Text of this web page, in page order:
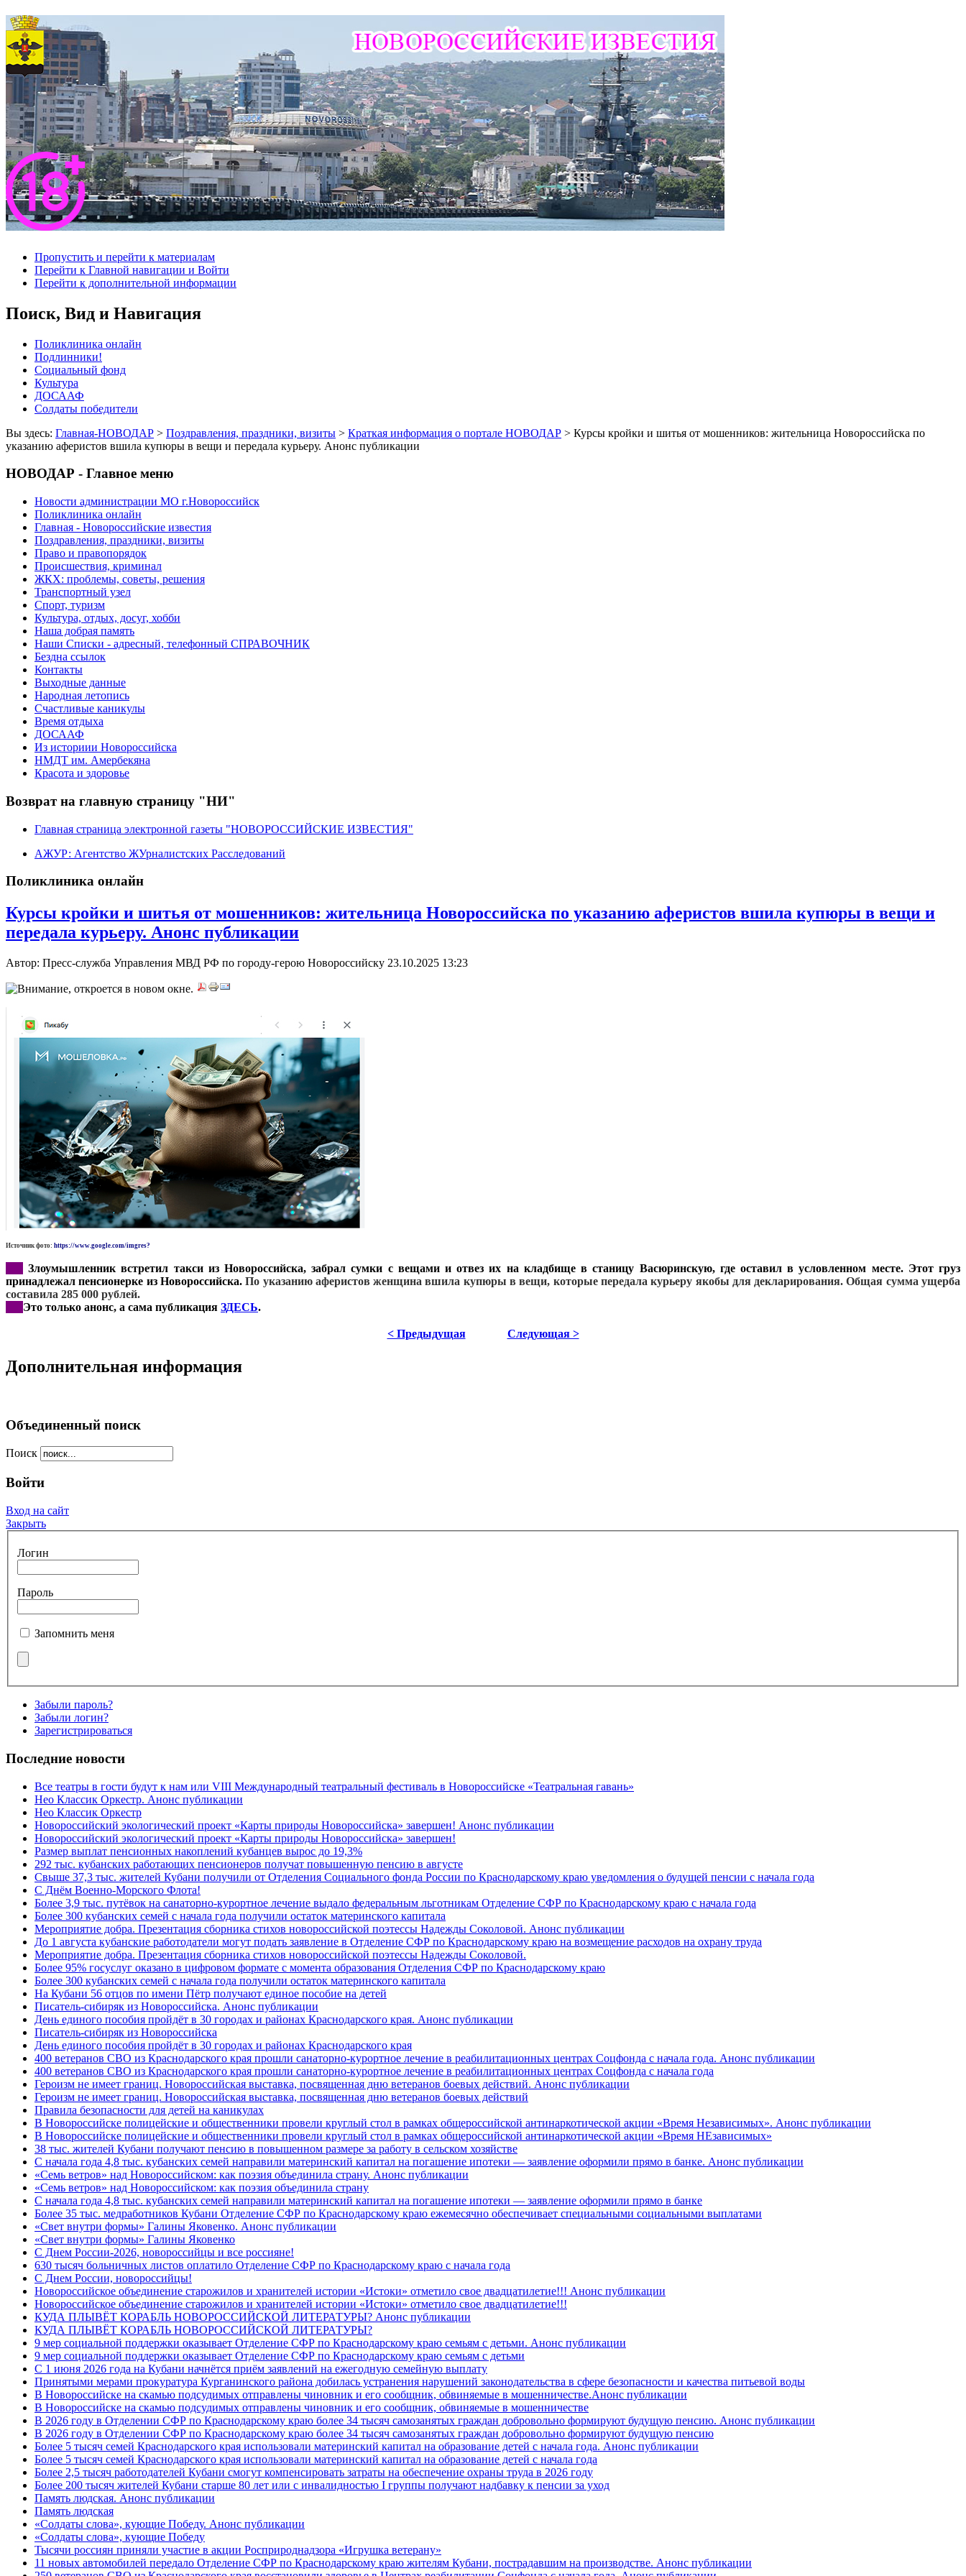
Пропустить и перейти к материалам
Перейти к Главной навигации и Войти
Перейти к дополнительной информации
Поиск, Вид и Навигация
Поликлиника онлайн
Подлинники!
Социальный фонд
Культура
ДОСААФ
Солдаты победители
Вы здесь: Главная-НОВОДАР > Поздравления, праздники, визиты > Краткая информация о портале НОВОДАР > Курсы кройки и шитья от мошенников: жительница Новороссийска по
указанию аферистов вшила купюры в вещи и передала курьеру. Анонс публикации
НОВОДАР - Главное меню
Новости администрации МО г.Новороссийск
Поликлиника онлайн
Главная - Новороссийские известия
Поздравления, праздники, визиты
Право и правопорядок
Происшествия, криминал
ЖКХ: проблемы, советы, решения
Транспортный узел
Спорт, туризм
Культура, отдых, досуг, хобби
Наша добрая память
Наши Списки - адресный, телефонный СПРАВОЧНИК
Бездна ссылок
Контакты
Выходные данные
Народная летопись
Счастливые каникулы
Время отдыха
ДОСААФ
Из историии Новороссийска
НМДТ им. Амербекяна
Красота и здоровье
Возврат на главную страницу "НИ"
Главная страница электронной газеты "НОВОРОССИЙСКИЕ ИЗВЕСТИЯ"
АЖУР: Агентство ЖУрналистских Расследований
Поликлиника онлайн
Курсы кройки и шитья от мошенников: жительница Новороссийска по указанию аферистов вшила купюры в вещи и
передала курьеру. Анонс публикации
Автор: Пресс-служба Управления МВД РФ по городу-герою Новороссийску 23.10.2025 13:23
Источник фото: https://www.google.com/imgres?
Злоумышленник встретил такси из Новороссийска, забрал сумки с вещами и отвез их на кладбище в станицу Васюринскую, где оставил в условленном месте. Этот груз
принадлежал пенсионерке из Новороссийска.По указанию аферистов женщина вшила купюры в вещи, которые передала курьеру якобы для декларирования. Общая сумма ущерба
составила 285 000 рублей.
Это только анонс, а сама публикация ЗДЕСЬ.
< Предыдущая Следующая >
Дополнительная информация
Объединенный поиск
Поиск
Войти
Вход на сайт
Закрыть
Логин
Пароль
Запомнить меня
Забыли пароль?
Забыли логин?
Зарегистрироваться
Последние новости
Все театры в гости будут к нам или VIII Международный театральный фестиваль в Новороссийске «Театральная гавань»
Нео Классик Оркестр. Анонс публикации
Нео Классик Оркестр
Новороссийский экологический проект «Карты природы Новороссийска» завершен! Анонс публикации
Новороссийский экологический проект «Карты природы Новороссийска» завершен!
Размер выплат пенсионных накоплений кубанцев вырос до 19,3%
292 тыс. кубанских работающих пенсионеров получат повышенную пенсию в августе
Свыше 37,3 тыс. жителей Кубани получили от Отделения Социального фонда России по Краснодарскому краю уведомления о будущей пенсии с начала года
C Днём Военно-Морского Флота!
Более 3,9 тыс. путёвок на санаторно-курортное лечение выдало федеральным льготникам Отделение СФР по Краснодарскому краю с начала года
Более 300 кубанских семей с начала года получили остаток материнского капитала
Мероприятие добра. Презентация сборника стихов новороссийской поэтессы Надежды Соколовой. Анонс публикации
До 1 августа кубанские работодатели могут подать заявление в Отделение СФР по Краснодарскому краю на возмещение расходов на охрану труда
Мероприятие добра. Презентация сборника стихов новороссийской поэтессы Надежды Соколовой.
Более 95% госуслуг оказано в цифровом формате с момента образования Отделения СФР по Краснодарскому краю
Более 300 кубанских семей с начала года получили остаток материнского капитала
На Кубани 56 отцов по имени Пётр получают единое пособие на детей
Писатель-сибиряк из Новороссийска. Анонс публикации
День единого пособия пройдёт в 30 городах и районах Краснодарского края. Анонс публикации
Писатель-сибиряк из Новороссийска
День единого пособия пройдёт в 30 городах и районах Краснодарского края
400 ветеранов СВО из Краснодарского края прошли санаторно-курортное лечение в реабилитационных центрах Соцфонда с начала года. Анонс публикации
400 ветеранов СВО из Краснодарского края прошли санаторно-курортное лечение в реабилитационных центрах Соцфонда с начала года
Героизм не имеет границ. Новороссийская выставка, посвященная дню ветеранов боевых действий. Анонс публикации
Героизм не имеет границ. Новороссийская выставка, посвященная дню ветеранов боевых действий
Правила безопасности для детей на каникулах
В Новороссийске полицейские и общественники провели круглый стол в рамках общероссийской антинаркотической акции «Время Независимых». Анонс публикации
В Новороссийске полицейские и общественники провели круглый стол в рамках общероссийской антинаркотической акции «Время НЕзависимых»
38 тыс. жителей Кубани получают пенсию в повышенном размере за работу в сельском хозяйстве
С начала года 4,8 тыс. кубанских семей направили материнский капитал на погашение ипотеки — заявление оформили прямо в банке. Анонс публикации
«Семь ветров» над Новороссийском: как поэзия объединила страну. Анонс публикации
«Семь ветров» над Новороссийском: как поэзия объединила страну
С начала года 4,8 тыс. кубанских семей направили материнский капитал на погашение ипотеки — заявление оформили прямо в банке
Более 35 тыс. медработников Кубани Отделение СФР по Краснодарскому краю ежемесячно обеспечивает специальными социальными выплатами
«Свет внутри формы» Галины Яковенко. Анонс публикации
«Свет внутри формы» Галины Яковенко
C Днем России-2026, новороссийцы и все россияне!
630 тысяч больничных листов оплатило Отделение СФР по Краснодарскому краю с начала года
C Днем России, новороссийцы!
Новороссийское объединение старожилов и хранителей истории «Истоки» отметило свое двадцатилетие!!! Анонс публикации
Новороссийское объединение старожилов и хранителей истории «Истоки» отметило свое двадцатилетие!!!
КУДА ПЛЫВЁТ КОРАБЛЬ НОВОРОССИЙСКОЙ ЛИТЕРАТУРЫ? Анонс публикации
КУДА ПЛЫВЁТ КОРАБЛЬ НОВОРОССИЙСКОЙ ЛИТЕРАТУРЫ?
9 мер социальной поддержки оказывает Отделение СФР по Краснодарскому краю семьям с детьми. Анонс публикации
9 мер социальной поддержки оказывает Отделение СФР по Краснодарскому краю семьям с детьми
С 1 июня 2026 года на Кубани начнётся приём заявлений на ежегодную семейную выплату
Принятыми мерами прокуратура Курганинского района добилась устранения нарушений законодательства в сфере безопасности и качества питьевой воды
В Новороссийске на скамью подсудимых отправлены чиновник и его сообщник, обвиняемые в мошенничестве.Анонс публикации
В Новороссийске на скамью подсудимых отправлены чиновник и его сообщник, обвиняемые в мошенничестве
В 2026 году в Отделении СФР по Краснодарскому краю более 34 тысяч самозанятых граждан добровольно формируют будущую пенсию. Анонс публикации
В 2026 году в Отделении СФР по Краснодарскому краю более 34 тысяч самозанятых граждан добровольно формируют будущую пенсию
Более 5 тысяч семей Краснодарского края использовали материнский капитал на образование детей с начала года. Анонс публикации
Более 5 тысяч семей Краснодарского края использовали материнский капитал на образование детей с начала года
Более 2,5 тысяч работодателей Кубани смогут компенсировать затраты на обеспечение охраны труда в 2026 году
Более 200 тысяч жителей Кубани старше 80 лет или с инвалидностью I группы получают надбавку к пенсии за уход
Память людская. Анонс публикации
Память людская
«Солдаты слова», кующие Победу. Анонс публикации
«Солдаты слова», кующие Победу
Тысячи россиян приняли участие в акции Росприроднадзора «Игрушка ветерану»
11 новых автомобилей передало Отделение СФР по Краснодарскому краю жителям Кубани, пострадавшим на производстве. Анонс публикации